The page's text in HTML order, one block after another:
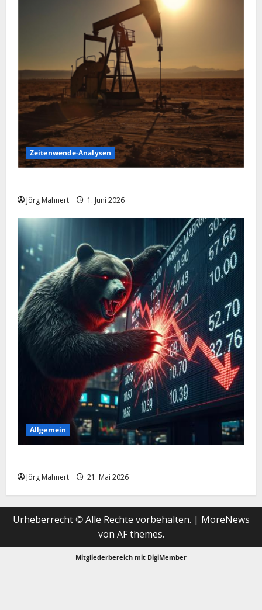
Zeitenwende-Analysen
Jörg Mahnert 1. Juni 2026
Allgemein
Jörg Mahnert 21. Mai 2026
Urheberrecht © Alle Rechte vorbehalten. | MoreNews
von AF themes.
Mitgliederbereich mit DigiMember